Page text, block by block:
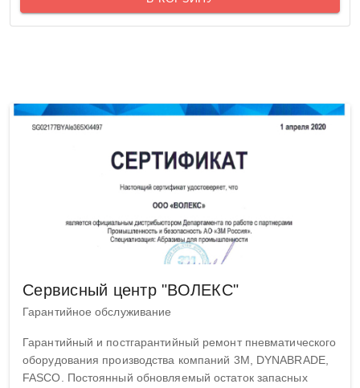
Сервисный центр "ВОЛЕКС"
Гарантийное обслуживание
Гарантийный и постгарантийный ремонт пневматического
оборудования производства компаний 3M, DYNABRADE,
FASCO. Постоянный обновляемый остаток запасных